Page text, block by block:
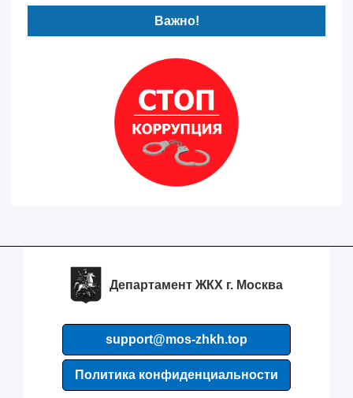
Важно!
Департамент ЖКХ г. Москва
support@mos-zhkh.top
Политика конфиденциальности